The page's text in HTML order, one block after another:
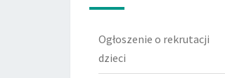
Ogłoszenie o rekrutacji
dzieci